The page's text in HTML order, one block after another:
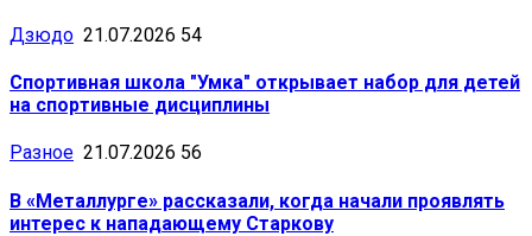
Дзюдо 21.07.2026 54
Спортивная школа "Умка" открывает набор для детей
на спортивные дисциплины
Разное 21.07.2026 56
В «Металлурге» рассказали, когда начали проявлять
интерес к нападающему Старкову